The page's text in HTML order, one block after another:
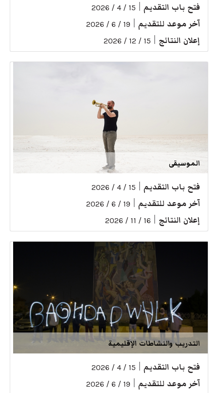
فتح باب التقديم 15 / 4 / 2026
آخر موعد للتقديم 19 / 6 / 2026
إعلان النتائج 15 / 12 / 2026
الموسيقى
فتح باب التقديم 15 / 4 / 2026
آخر موعد للتقديم 19 / 6 / 2026
إعلان النتائج 16 / 11 / 2026
التدريب والنشاطات الإقليمية
فتح باب التقديم 15 / 4 / 2026
آخر موعد للتقديم 19 / 6 / 2026